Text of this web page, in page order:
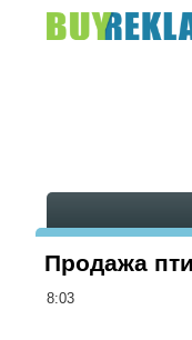
Продажа
8:03